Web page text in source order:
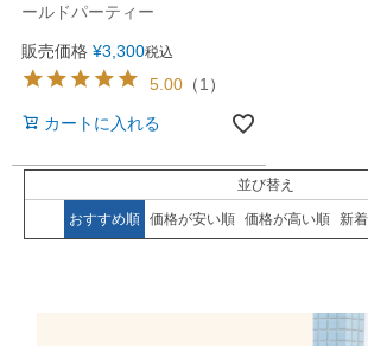
ールドパーティー
販売価格 ¥3,300税込
5.00 （1 ）
カートに入れる
並び替え
おすすめ順 価格が安い順 価格が高い順 新